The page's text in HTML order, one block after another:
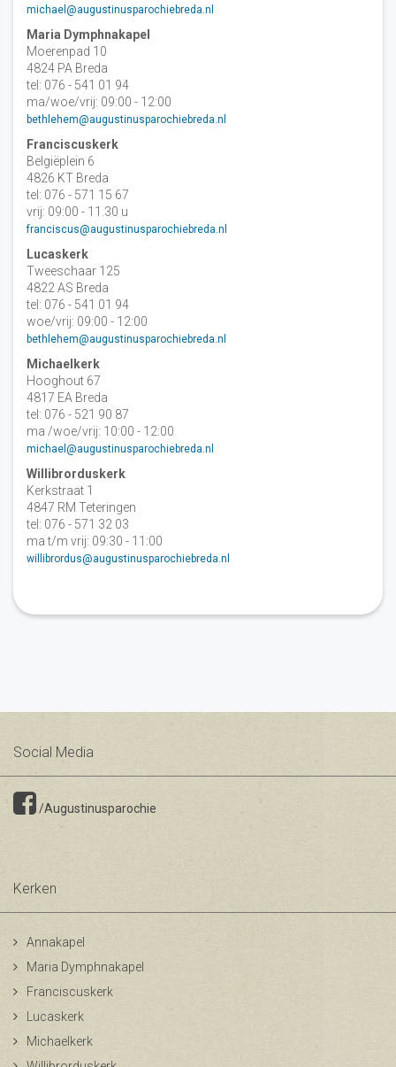
michael@augustinusparochiebreda.nl
Maria Dymphnakapel
Moerenpad 10
4824 PA Breda
tel: 076 - 541 01 94
ma/woe/vrij: 09:00 - 12:00
bethlehem@augustinusparochiebreda.nl
Franciscuskerk
Belgiëplein 6
4826 KT Breda
tel: 076 - 571 15 67
vrij: 09:00 - 11.30 u
franciscus@augustinusparochiebreda.nl
Lucaskerk
Tweeschaar 125
4822 AS Breda
tel: 076 - 541 01 94
woe/vrij: 09:00 - 12:00
bethlehem@augustinusparochiebreda.nl
Michaelkerk
Hooghout 67
4817 EA Breda
tel: 076 - 521 90 87
ma /woe/vrij: 10:00 - 12:00
michael@augustinusparochiebreda.nl
Willibrorduskerk
Kerkstraat 1
4847 RM Teteringen
tel: 076 - 571 32 03
ma t/m vrij: 09:30 - 11:00
willibrordus@augustinusparochiebreda.nl
Social Media
/Augustinusparochie
Kerken
Annakapel
Maria Dymphnakapel
Franciscuskerk
Lucaskerk
Michaelkerk